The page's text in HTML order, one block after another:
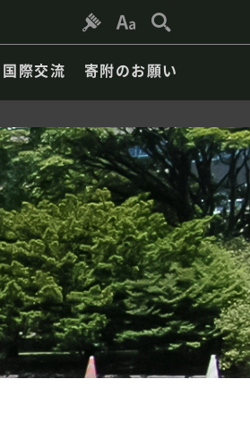
国際交流 寄附のお願い